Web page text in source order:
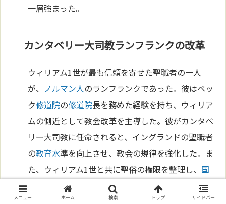
一層強まった。
カンタベリー大司教ランフランクの改革
ウィリアム1世が最も信頼を寄せた聖職者の一人
が、 ノルマン人のランフランクであった。彼はベッ
ク修道院の修道院長を務めた経験を持ち、ウィリア
ムの側近として教会改革を主導した。彼がカンタベ
リー大司教に任命されると、イングランドの聖職者
の教育水準を向上させ、教会の規律を強化した。ま
た、ウィリアム1世と共に聖俗の権限を整理し、 国
王の権力を損なわない形で
教皇
との関係を保
った。こうして、カンタベリー大司教はイングラン
メニュー ホーム 検索 トップ サイドバー